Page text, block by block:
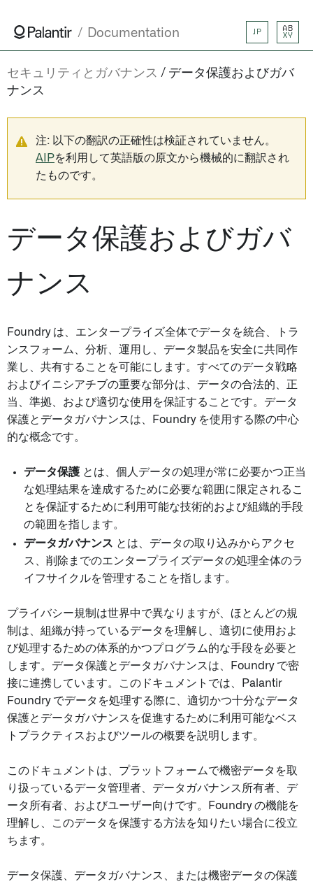
Documentation JP
AB
XY
セキュリティとガバナンス
データ保護およびガバ
ナンス
注: 以下の翻訳の正確性は検証されていません。
AIPを利用して英語版の原文から機械的に翻訳され
たものです。
データ保護およびガバ
ナンス
Foundry は、エンタープライズ全体でデータを統合、トラ
ンスフォーム、分析、運用し、データ製品を安全に共同作
業し、共有することを可能にします。すべてのデータ戦略
およびイニシアチブの重要な部分は、データの合法的、正
当、準拠、および適切な使用を保証することです。データ
保護とデータガバナンスは、Foundry を使用する際の中心
的な概念です。
データ保護 とは、個人データの処理が常に必要かつ正当
な処理結果を達成するために必要な範囲に限定されるこ
とを保証するために利用可能な技術的および組織的手段
の範囲を指します。
データガバナンス とは、データの取り込みからアクセ
ス、削除までのエンタープライズデータの処理全体のラ
イフサイクルを管理することを指します。
プライバシー規制は世界中で異なりますが、ほとんどの規
制は、組織が持っているデータを理解し、適切に使用およ
び処理するための体系的かつプログラム的な手段を必要と
します。データ保護とデータガバナンスは、Foundry で密
接に連携しています。このドキュメントでは、Palantir
Foundry でデータを処理する際に、適切かつ十分なデータ
保護とデータガバナンスを促進するために利用可能なベス
トプラクティスおよびツールの概要を説明します。
このドキュメントは、プラットフォームで機密データを取
り扱っているデータ管理者、データガバナンス所有者、デ
ータ所有者、およびユーザー向けです。Foundry の機能を
理解し、このデータを保護する方法を知りたい場合に役立
ちます。
データ保護、データガバナンス、または機密データの保護